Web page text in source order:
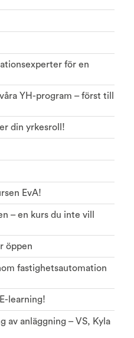
för en
YH-program – först till
din yrkesroll!
EvA!
– en kurs du inte vill
öppen
fastighetsautomation
learning!
av anläggning – VS, Kyla